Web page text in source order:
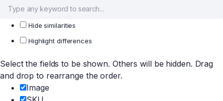
Hide similarities
Highlight differences
Select the fields to be shown. Others will be hidden. Drag
and drop to rearrange the order.
Image